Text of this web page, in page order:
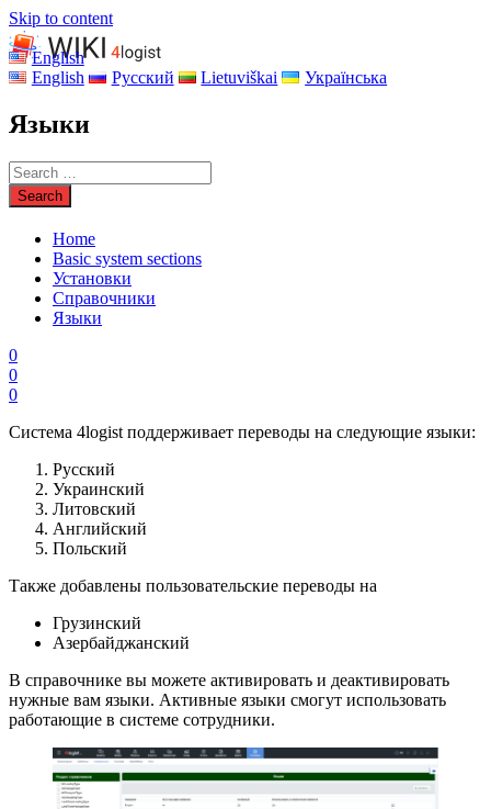
Skip to content
English
English
Русский Lietuviškai Українська
Языки
Home
Basic system sections
Установки
Справочники
Языки
0
0
0
Система 4logist поддерживает переводы на следующие языки:
Русский
Украинский
Литовский
Английский
Польский
Также добавлены пользовательские переводы на
Грузинский
Азербайджанский
В справочнике вы можете активировать и деактивировать
нужные вам языки. Активные языки смогут использовать
работающие в системе сотрудники.